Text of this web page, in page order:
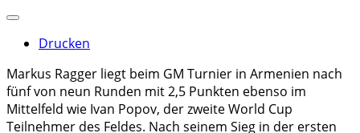
Drucken
Markus Ragger liegt beim GM Turnier in Armenien nach
fünf von neun Runden mit 2,5 Punkten ebenso im
Mittelfeld wie Ivan Popov, der zweite World Cup
Teilnehmer des Feldes. Nach seinem Sieg in der ersten